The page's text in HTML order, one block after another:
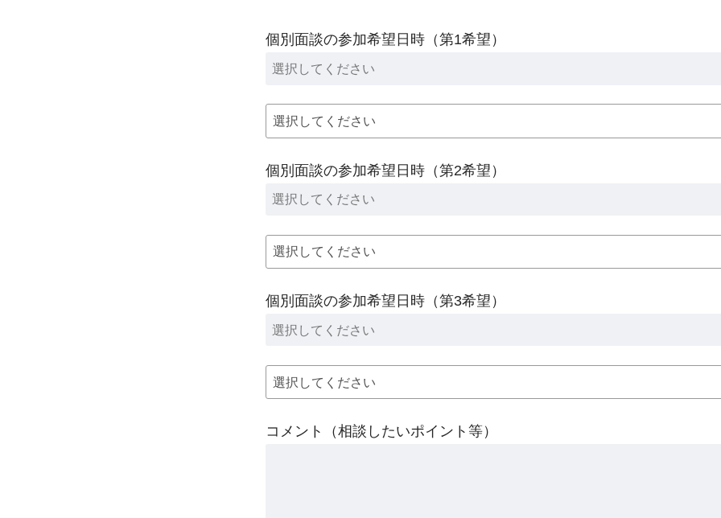
個別面談の参加希望日時（第1希望）
個別面談の参加希望日時（第2希望）
個別面談の参加希望日時（第3希望）
コメント（相談したいポイント等）